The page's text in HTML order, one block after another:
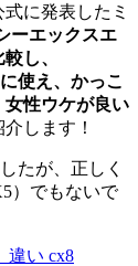
に発表したミ
ーエックスエ
し、
使え、かっこ
女性ウケが良い
します！
たが、正しく
）でもないで